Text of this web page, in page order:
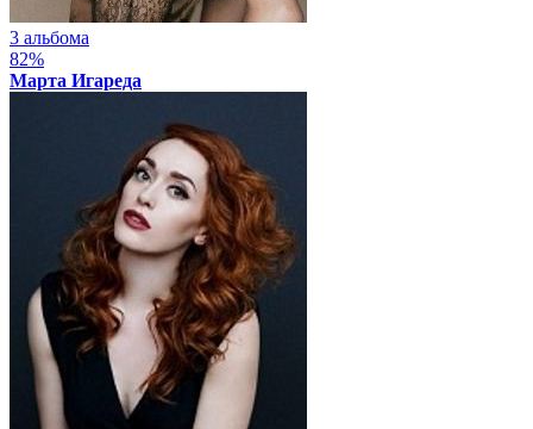
3 альбома
82%
Марта Игареда